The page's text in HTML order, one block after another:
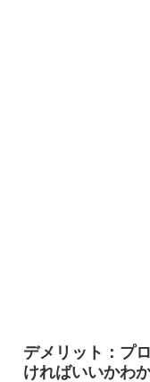
デメリット：プ
ければいいかわ